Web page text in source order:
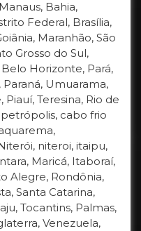
Bahia,
Federal, Brasília,
Maranhão, São
Grosso do Sul,
Horizonte, Pará,
Umuarama,
Teresina, Rio de
cabo frio
niteroi, itaipu,
Maricá, Itaboraí,
Alegre, Rondônia,
Santa Catarina,
Tocantins, Palmas,
Venezuela,